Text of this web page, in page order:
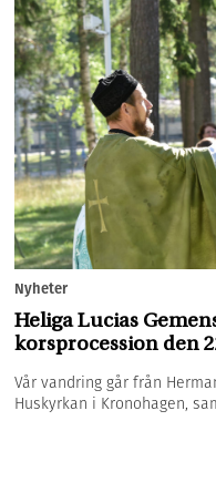
Nyheter
Heliga Lucias
korsprocession den
Vår vandring går från
Huskyrkan i Kronohagen,